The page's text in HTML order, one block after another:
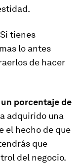
Si tienes
lo antes
de hacer
porcentaje de
adquirido una
el hecho de que
que
del negocio.